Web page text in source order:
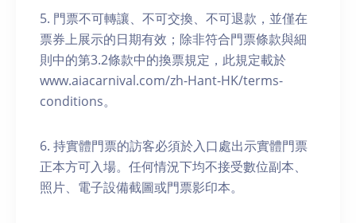
5. 門票不可轉讓、不可交換、不可退款，並僅在
票券上展示的日期有效；除非符合門票條款與細
則中的第3.2條款中的換票規定，此規定載於
www.aiacarnival.com/zh-Hant-HK/terms-
conditions。
6. 持實體門票的訪客必須於入口處出示實體門票
正本方可入場。任何情況下均不接受數位副本、
照片、電子設備截圖或門票影印本。